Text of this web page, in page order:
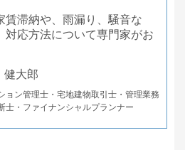
賃滞納や、雨漏り、騒音な
応方法について専門家がお
健大郎
ョン管理士・宅地建物取引士・管理業務
士・ファイナンシャルプランナー